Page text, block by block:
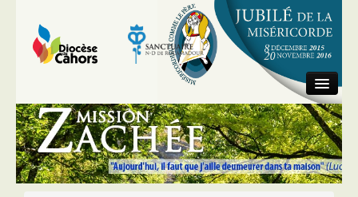
Accueil
Information générale
Chemins